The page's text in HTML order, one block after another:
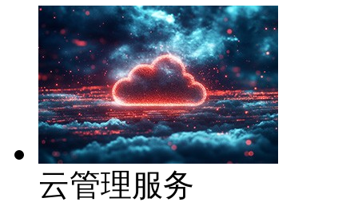
云管理服务